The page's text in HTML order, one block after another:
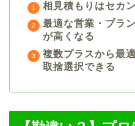
相見積もりはセカ
最適な営業・プラ
が高くなる
複数プラスから最
取捨選択できる